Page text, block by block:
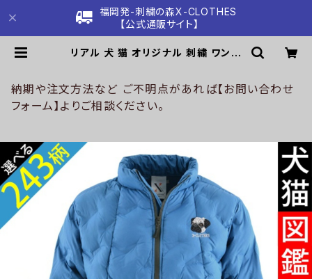
福岡発-刺繍の森X-CLOTHES
【公式通販サイト】
リアル 犬 猫 オリジナル 刺繍 ワンポ
デット ジャケット 自社ブランド ロゴ
グッズ 柄 誕生日 プレゼント 三毛猫
柴犬 チワワ シーズー シュナウザー
販サイト】
納期や注文方法など ご不明点があれば【お問い合わせ
フォーム】よりご相談ください。